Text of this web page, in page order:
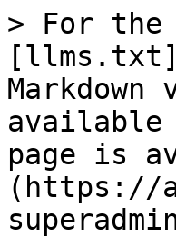
> For the
available
page is
(https://